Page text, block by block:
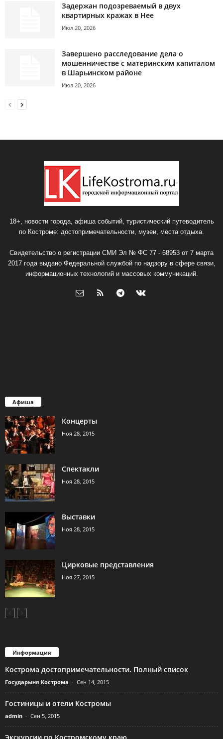
Задержан подозреваемый в двух
квартирных кражах в Нее
Июл 20, 2026
Завершено расследование дела о
мошенничестве с материнским капиталом
в Шарьинском районе
Июл 20, 2026
18+, новости города, афиша событий, туристический путеводитель
по Костроме: достопримечательности, музеи, места отдыха.
Свидетельство о регистрации СМИ Эл № ФС 77 - 68953 от 7 марта
2017 года выдано Федеральной службой по надзору в сфере связи,
информационных технологий и массовых коммуникаций.
Афиша
Концерты
Ноя 28, 2015
Спектакли
Ноя 28, 2015
Выставки
Ноя 28, 2015
Цирковые представления
Ноя 27, 2015
Информация
Кострома достопримечательности. Полный список
Государыня Кострома - Сен 14, 2015
Гостиницы и отели Костромы
admin - Сен 5, 2015